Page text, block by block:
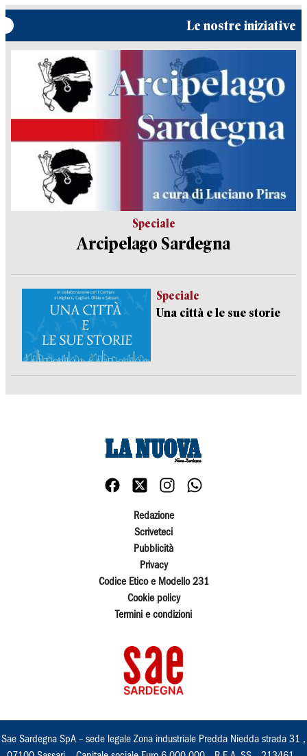
Le nostre iniziative
Speciale
Arcipelago Sardegna
Speciale
Una città e le sue storie
Redazione
Scriveteci
Pubblicità
Privacy
Codice Etico e Modello 231
Cookie policy
Termini e condizioni
Sae Sardegna SpA – sede legale Zona industriale Predda Niedda strada 31 ,